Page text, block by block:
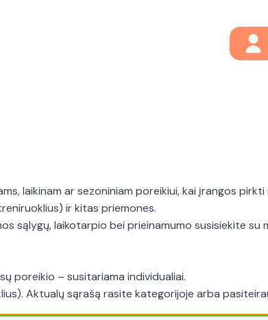
laikinam ar sezoniniam poreikiui, kai įrangos pirkti
ir kitas priemones.
sąlygų, laikotarpio bei prieinamumo susisiekite su
poreikio – susitariama individualiai.
Aktualų sąrašą rasite kategorijoje arba